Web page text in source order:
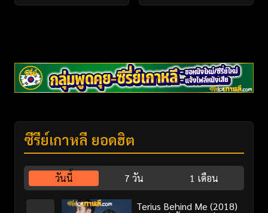
ซีรี่ย์เกาหลี ยอดฮิต
วันนี้ 7 วัน 1 เดือน
Terius Behind Me (2018)